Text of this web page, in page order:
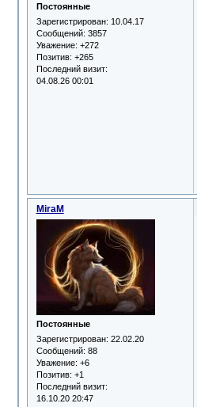
Постоянные
Зарегистрирован: 10.04.17
Сообщений: 3857
Уважение: +272
Позитив: +265
Последний визит:
04.08.26 00:01
MiraM
Постоянные
Зарегистрирован: 22.02.20
Сообщений: 88
Уважение: +6
Позитив: +1
Последний визит:
16.10.20 20:47